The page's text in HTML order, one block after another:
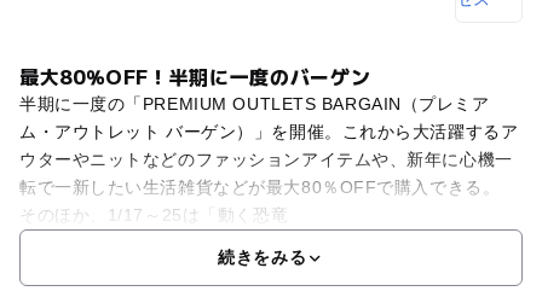
最大80％OFF！半期に一度のバーゲン
半期に一度の「PREMIUM OUTLETS BARGAIN（プレミア
ム・アウトレット バーゲン）」を開催。これから大活躍するア
ウターやニットなどのファッションアイテムや、新年に心機一
転で一新したい生活雑貨などが最大80％OFFで購入できる。
そのほか、1/17～25は「動く恐竜
続きをみる